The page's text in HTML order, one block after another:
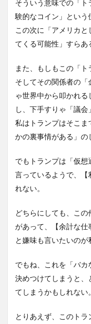
そういう意味での「
験的なコイン」という
この次に「アメリカ
てくる可能性」すらあ
また、もしもこの「ト
そしてその関係者の「
ゃ世界中から叩かれ
し、下手すりゃ「議会
私はトランプはそこま
かの裏事情がある」の
でもトランプは「仮
言っているようで、【
れない。
どちらにしても、こ
があって、【余計な仕
と嫌味も言いたいのが
でもね、これを「バカ
決めつけてしまうと、
てしまうかもしれない。
とりあえず、このト